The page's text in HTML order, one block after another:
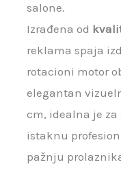
salone.
Izrađena od
reklama spaja
rotacioni motor
elegantan
cm, idealna je za
istaknu
pažnju